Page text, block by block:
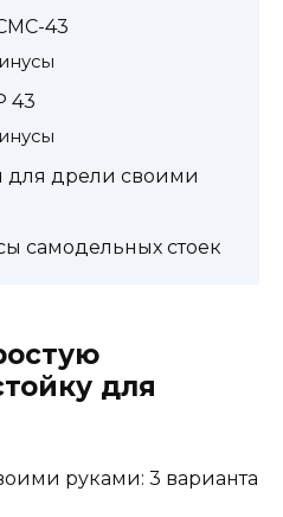
43
43
для дрели своими
самодельных стоек
для